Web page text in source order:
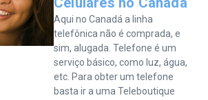
Aqui no Canadá a linha
telefônica não é comprada, e
sim, alugada. Telefone é um
serviço básico, como luz, água,
etc. Para obter um telefone
basta ir a uma Teleboutique